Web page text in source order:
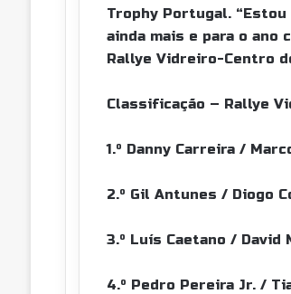
Trophy Portugal.
ainda mais e para o
Rallye Vidreiro-Centro
Classificação – Rallye
1.º Danny Carreira /
2.º Gil Antunes / Diogo
3.º Luís Caetano / David
4.º Pedro Pereira Jr. /